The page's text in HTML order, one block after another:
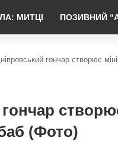
МИТЦІ ПОЗИВНИЙ
гончар створює
(Фото)